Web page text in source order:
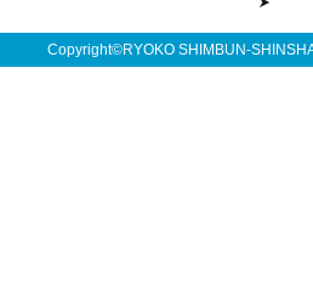
Copyright©RYOKO SHIMBUN-